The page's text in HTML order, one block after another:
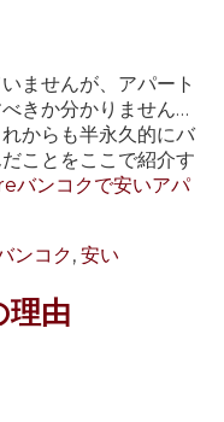
ませんが、アパート
きか分かりません…
からも半永久的にバ
ことをここで紹介す
バンコクで安いアパ
ンコク, 安い
理由